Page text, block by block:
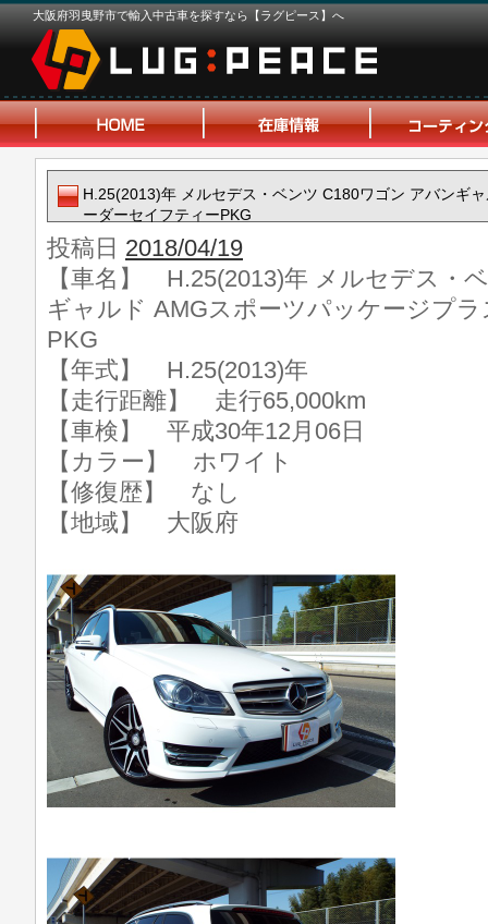
大阪府羽曳野市で輸入中古車を探すなら【ラグピース】へ
H.25(2013)年 メルセデス・ベンツ C180ワゴン アバンギ
ーダーセイフティーPKG
投稿日 2018/04/19
【車名】 H.25(2013)年 メルセデス・
ギャルド AMGスポーツパッケージプ
PKG
【年式】 H.25(2013)年
【走行距離】 走行65,000km
【車検】 平成30年12月06日
【カラー】 ホワイト
【修復歴】 なし
【地域】 大阪府